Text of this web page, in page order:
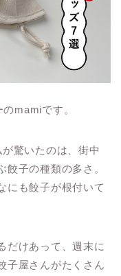
mamiです。
驚いたのは、街中
子の種類の多さ。
にも餃子が根付いて
だけあって、週末に
子屋さんがたくさん